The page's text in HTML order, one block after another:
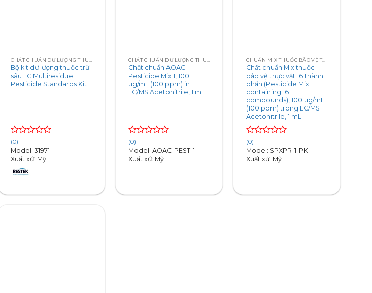
Bộ kit dư lượng thuốc trừ
sâu LC Multiresidue
Pesticide Standards Kit
Rated
0
out
5
(0)
Model: 31971
Xuất xứ: Mỹ
Chất chuẩn AOAC
Pesticide Mix 1, 100
µg/mL (100 ppm) in
LC/MS Acetonitrile, 1 mL
Rated
0
out
(0)
Model: AOAC-PEST-1
Xuất xứ: Mỹ
Chất chuẩn Mix thuốc
bảo vệ thực vật 16 thành
phần (Pesticide Mix 1
containing 16
compounds), 100 µg/mL
(100 ppm) trong LC/MS
Acetonitrile, 1 mL
Rated
0
out
(0)
Model: SPXPR-1-PK
Xuất xứ: Mỹ